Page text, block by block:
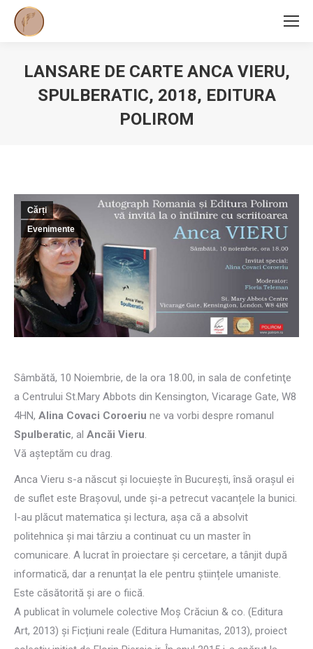
LANSARE DE CARTE ANCA VIERU,
SPULBERATIC, 2018, EDITURA
POLIROM
Cărți
Evenimente
Sâmbătă, 10 Noiembrie, de la ora 18.00, in sala de confetinţe
a Centrului St.Mary Abbots din Kensington, Vicarage Gate, W8
4HN, Alina Covaci Coroeriu ne va vorbi despre romanul
Spulberatic, al Ancăi Vieru.
Vă aşteptăm cu drag.
Anca Vieru s-a născut și locuiește în București, însă orașul ei
de suflet este Brașovul, unde și-a petrecut vacanțele la bunici.
I-au plăcut matematica și lectura, așa că a absolvit
politehnica și mai târziu a continuat cu un master în
comunicare. A lucrat în proiectare și cercetare, a tânjit după
informatică, dar a renunțat la ele pentru științele umaniste.
Este căsătorită și are o fiică.
A publicat în volumele colective Moș Crăciun & co. (Editura
Art, 2013) și Ficțiuni reale (Editura Humanitas, 2013), proiect